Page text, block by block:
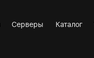
Серверы Каталог